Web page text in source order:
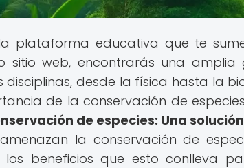
la plataforma educativa que te
sitio web, encontrarás una
desde la física hasta la
de la conservación de
de especies: Una
la conservación de
beneficios que esto conlleva